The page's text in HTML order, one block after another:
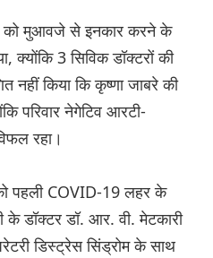
को मुआवजे से इनकार करने के
क्योंकि 3 सिविक डॉक्टरों की
नहीं किया कि कृष्णा जाबरे की
परिवार नेगेटिव आरटी-
रहा।
पहली COVID-19 लहर के
के डॉक्टर डॉ. आर. वी. मेटकारी
डिस्ट्रेस सिंड्रोम के साथ